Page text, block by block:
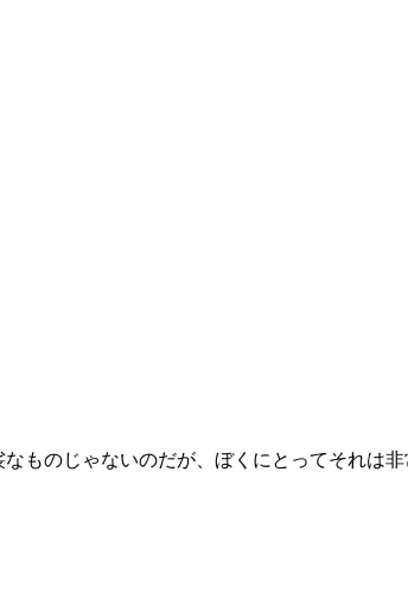
のじゃないのだが、ぼくにとってそれは